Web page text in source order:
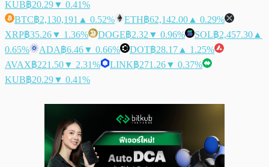
KUB฿20.29▼ 0.41%
BTC฿2,130,191 ▲ 0.52% ETH฿62,142.00 ▲ 0.29%
XRP฿35.26▼ 1.36% DOGE฿2.32 ▼ 0.96% SOL฿2,457.30 ▲
0.65%
ADA฿6.46▼ 0.66% DOT฿28.17 ▲ 1.25%
AVAX฿221.50▼ 2.31% LINK฿271.26▼ 0.37%
KUB฿20.29▼ 0.41%